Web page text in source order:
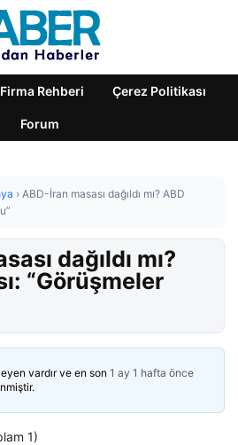
Firma Rehberi Çerez Politikası
Forum
› ABD-İran masası dağıldı mı? ABD
dağıldı mı?
“Görüşmeler
vardır ve en son 1 ay 1 hafta önce
1)